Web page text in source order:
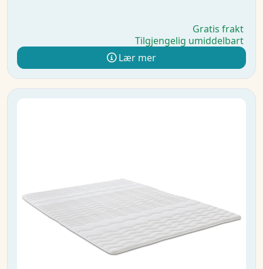
Gratis frakt
Tilgjengelig umiddelbart
Lær mer